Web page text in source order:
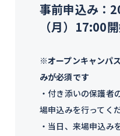
事前申込み：
（月）17:00
※オープンキャンパ
みが必須です
・ 付き添いの保護者
場申込みを行ってく
・当日、来場申込み